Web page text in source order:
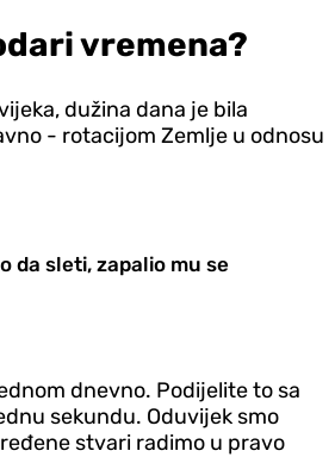
vremena?
dužina dana je bila
- rotacijom Zemlje u odnosu
da sleti, zapalio mu se
dnevno. Podijelite to sa
sekundu. Oduvijek smo
stvari radimo u pravo